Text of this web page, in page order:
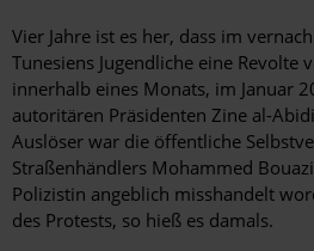
Vier Jahre ist es her, dass im
Tunesiens Jugendliche eine Revolte
innerhalb eines Monats, im Januar
autoritären Präsidenten Zine al-
Auslöser war die öffentliche
Straßenhändlers Mohammed
Polizistin angeblich misshandelt
des Protests, so hieß es damals.